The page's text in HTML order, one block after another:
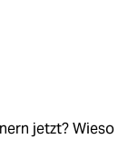
jetzt? Wieso